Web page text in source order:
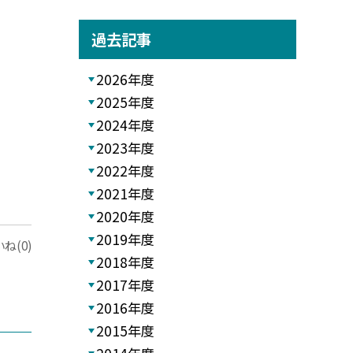
ね(0)
過去記事
2026年度
2025年度
2024年度
2023年度
2022年度
2021年度
2020年度
2019年度
2018年度
2017年度
2016年度
2015年度